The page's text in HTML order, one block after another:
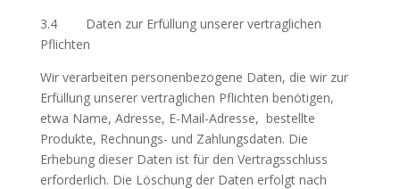
3.4 Daten zur Erfüllung unserer vertraglichen
Pflichten
Wir verarbeiten personenbezogene Daten, die wir zur
Erfüllung unserer vertraglichen Pflichten benötigen,
etwa Name, Adresse, E-Mail-Adresse, bestellte
Produkte, Rechnungs- und Zahlungsdaten. Die
Erhebung dieser Daten ist für den Vertragsschluss
erforderlich. Die Löschung der Daten erfolgt nach